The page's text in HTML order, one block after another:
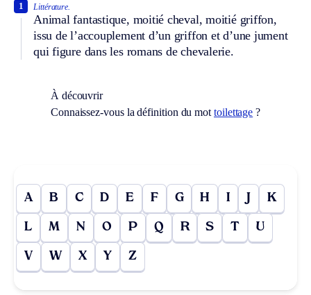
Littérature.
Animal fantastique, moitié cheval, moitié griffon,
issu de l’accouplement d’un griffon et d’une jument
qui figure dans les romans de chevalerie.
1
À découvrir
Connaissez-vous la définition du mot toilettage ?
A B C D E F G H I J K
L M N O P Q R S T U
V W X Y Z